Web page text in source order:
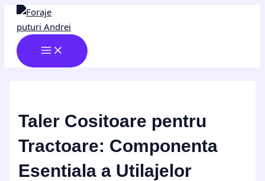
Skip
content
MENU
Taler Cositoare pentru
Tractoare: Componenta
Esentiala a Utilajelor
Post
navigation
Type
here..
Name*
Email*
Website